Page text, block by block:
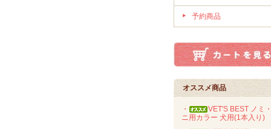
予約商品
オススメ商品
・
VET'S BEST ノミ
ニ用カラー 犬用(1本入り)